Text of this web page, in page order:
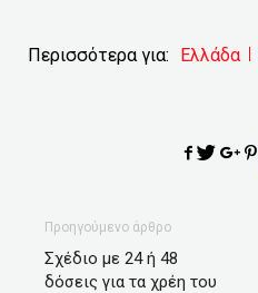
Περισσότερα για: Ελλάδα
Προηγούμενο άρθρο
Σχέδιο με 24 ή 48
δόσεις για τα χρέη του